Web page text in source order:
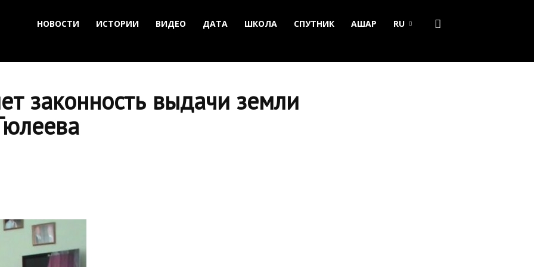
НОВОСТИ ИСТОРИИ ВИДЕО ДАТА ШКОЛА СПУТНИК АШАР RU
законность выдачи земли